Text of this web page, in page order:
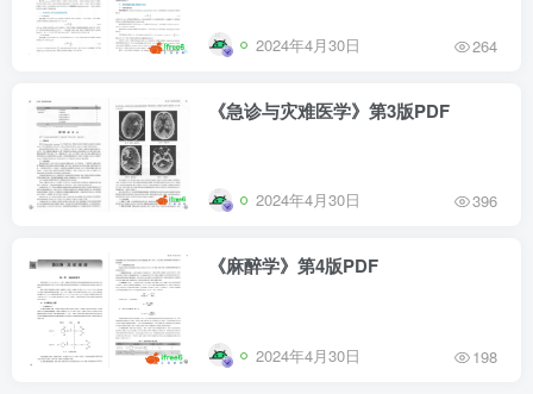
2024年4月30日 264
《急诊与灾难医学》第3版PDF
2024年4月30日 396
《麻醉学》第4版PDF
2024年4月30日 198